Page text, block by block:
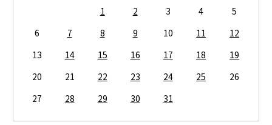
1 2 3 4
5
6
7 8 9 10 11
12
13
14 15 16 17 18
19
20
21 22 23 24 25
26
27
28 29 30 31